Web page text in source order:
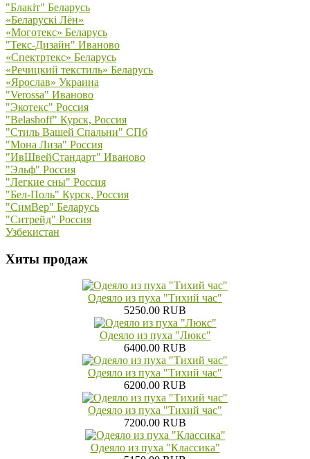
"Блакiт" Беларусь
«Беларускi Лён»
«Моготекс» Беларусь
"Текс-Дизайн" Иваново
«Спектртекс» Беларусь
«Речицкий текстиль» Беларусь
«Ярослав» Украина
"Verossa" Иваново
"Экотекс" Россия
"Belashoff" Курск, Россия
"Стиль Вашей Спальни" СПб
"Мона Лиза" Россия
"ИвШвейСтандарт" Иваново
"Эльф" Россия
"Легкие сны" Россия
"Бел-Поль" Курск, Россия
"СимВер" Беларусь
"Ситрейд" Россия
Узбекистан
Хиты продаж
Одеяло из пуха "Тихий час"
5250.00 RUB
Одеяло из пуха "Люкс"
6400.00 RUB
Одеяло из пуха "Тихий час"
6200.00 RUB
Одеяло из пуха "Тихий час"
7200.00 RUB
Одеяло из пуха "Классика"